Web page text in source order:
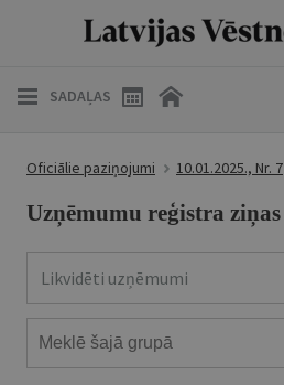
SADAĻAS
Oficiālie paziņojumi 10.01.2025., Nr. 7
Uzņēmumu reģistra ziņas
Likvidēti uzņēmumi